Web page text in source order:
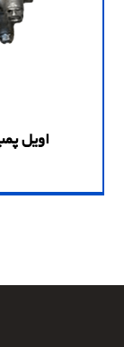
اویل پمپ